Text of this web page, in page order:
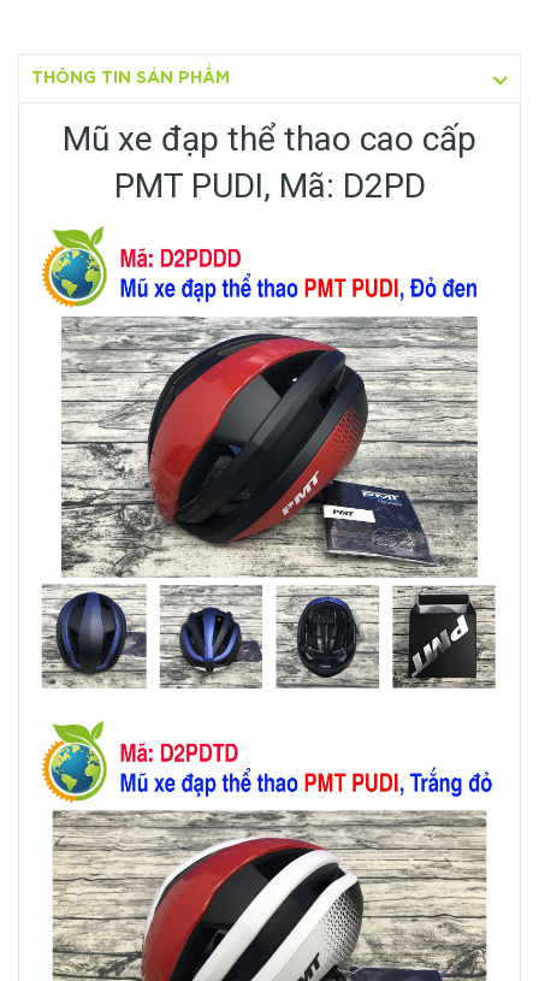
THÔNG TIN SẢN PHẨM
Mũ xe đạp thể thao cao cấp
PMT PUDI, Mã: D2PD